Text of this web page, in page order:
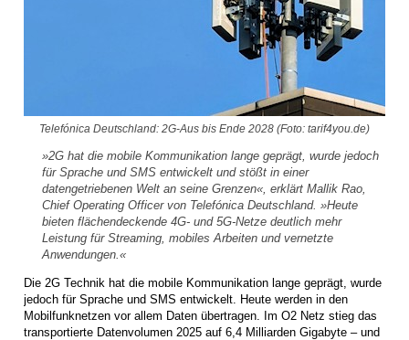
Telefónica Deutschland: 2G-Aus bis Ende 2028 (Foto: tarif4you.de)
»2G hat die mobile Kommunikation lange geprägt, wurde jedoch
für Sprache und SMS entwickelt und stößt in einer
datengetriebenen Welt an seine Grenzen«, erklärt Mallik Rao,
Chief Operating Officer von Telefónica Deutschland. »Heute
bieten flächendeckende 4G- und 5G-Netze deutlich mehr
Leistung für Streaming, mobiles Arbeiten und vernetzte
Anwendungen.«
Die 2G Technik hat die mobile Kommunikation lange geprägt, wurde
jedoch für Sprache und SMS entwickelt. Heute werden in den
Mobilfunknetzen vor allem Daten übertragen. Im O2 Netz stieg das
transportierte Datenvolumen 2025 auf 6,4 Milliarden Gigabyte – und